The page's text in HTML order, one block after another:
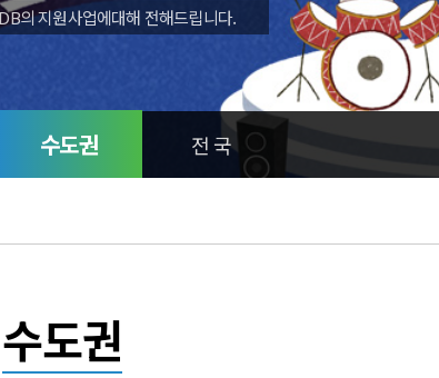
전 국
의 지원사업에대해 전해드립니다.
수도권 전 국
수도권